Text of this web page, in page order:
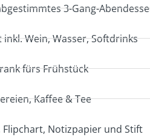
3-Gang-
Wein, Wasser, Softdrinks
fürs Frühstück
Kaffee & Tee
Flipchart, Notizpapier und Stift